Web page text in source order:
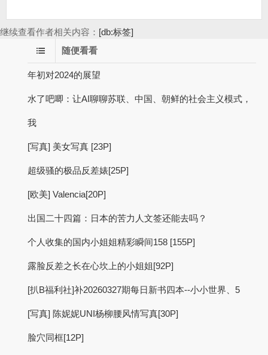
继续查看作者相关内容： [db:标签]
随便看看
年初对2024的展望
水了吧唧：让AI聊聊苏联、中国、朝鲜的社会主义模式，
我
[写真] 美女写真 [23P]
超级骚的极品反差婊[25P]
[欧美] Valencia[20P]
出国二十四篇：日本的苦力人文签还能去吗？
个人收集的国内小姐姐精彩瞬间158 [155P]
露脸反差之长在心坎上的小姐姐[92P]
[扒B福利社]补20260327期每日新书四本--小小世界、5
[写真] 陈妮妮UNI杨柳腰风情写真[30P]
脸穴同框[12P]